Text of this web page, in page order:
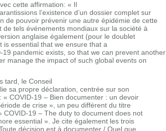
cette affirmation: « Il
l’existence d’un dossier complet sur
de pouvoir prévenir une autre épidémie de cette
de tels événements mondiaux sur la société à
anglaise également (pour le doublet
essential that we ensure that a
pandemic exists, so that we can prevent another
manage the impact of such global events on
tard, le Conseil
sa propre déclaration, centrée sur son
« COVID-19 – Bien documenter : un devoir
de crise », un peu différent du titre
19 – The duty to document does not
essential ». Je cite également les trois
décision est à documenter / Quel que